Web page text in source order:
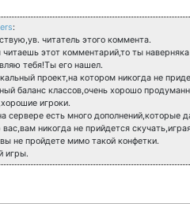
:
читатель этого коммента.
читаешь этот комментарий,то ты
тебя!Ты его нашел.
проект,на котором никогда не
баланс классов,очень хорошо
игроки.
сервере есть много дополнений,которые
никогда не прийдется
не пройдете мимо такой конфетки.
игры.